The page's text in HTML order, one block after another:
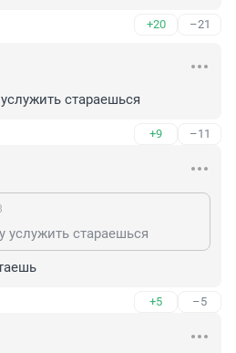
+20 –21
стараешься
+9 –11
услужить стараешься
+5 –5